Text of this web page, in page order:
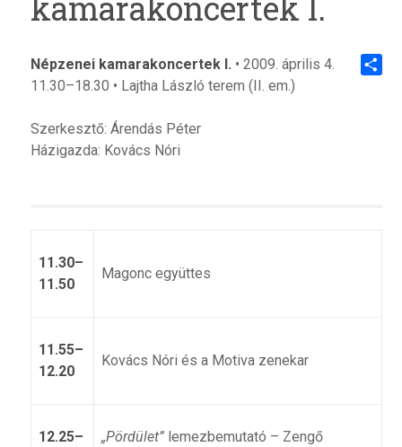
Népzenei kamarakoncertek I. • 2009. április 4.
11.30–18.30 • Lajtha László terem (II. em.)
Szerkesztő: Árendás Péter
Házigazda: Kovács Nóri
11.30–
11.50
Magonc együttes
11.55–
12.20
Kovács Nóri és a Motiva zenekar
12.25–
„Pördület”lemezbemutató – Zengő